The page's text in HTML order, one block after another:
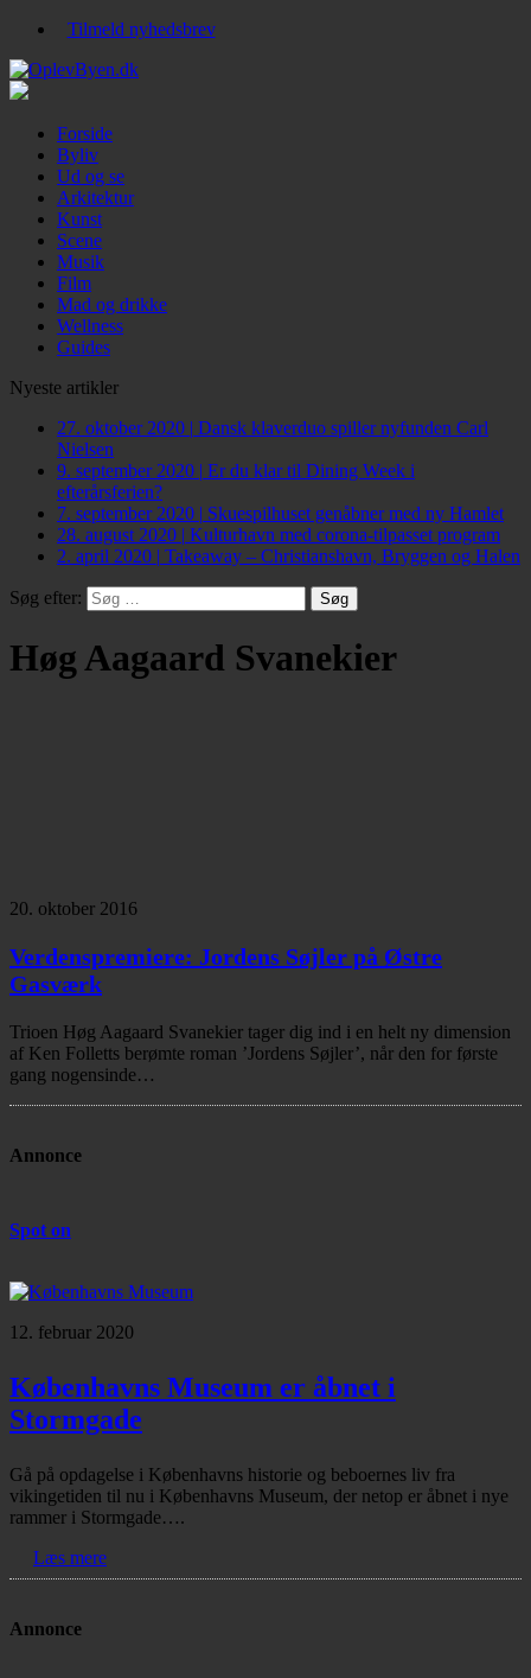
Tilmeld nyhedsbrev
Forside
Byliv
Ud og se
Arkitektur
Kunst
Scene
Musik
Film
Mad og drikke
Wellness
Guides
Nyeste artikler
27. oktober 2020 | Dansk klaverduo spiller nyfunden Carl
Nielsen
9. september 2020 | Er du klar til Dining Week i
efterårsferien?
7. september 2020 | Skuespilhuset genåbner med ny Hamlet
28. august 2020 | Kulturhavn med corona-tilpasset program
2. april 2020 | Takeaway – Christianshavn, Bryggen og Halen
Søg efter:
Høg Aagaard Svanekier
20. oktober 2016
Verdenspremiere: Jordens Søjler på Østre
Gasværk
Trioen Høg Aagaard Svanekier tager dig ind i en helt ny dimension
af Ken Folletts berømte roman ’Jordens Søjler’, når den for første
gang nogensinde…
Annonce
Spot on
12. februar 2020
Københavns Museum er åbnet i
Stormgade
Gå på opdagelse i Københavns historie og beboernes liv fra
vikingetiden til nu i Københavns Museum, der netop er åbnet i nye
rammer i Stormgade….
Læs mere
Annonce